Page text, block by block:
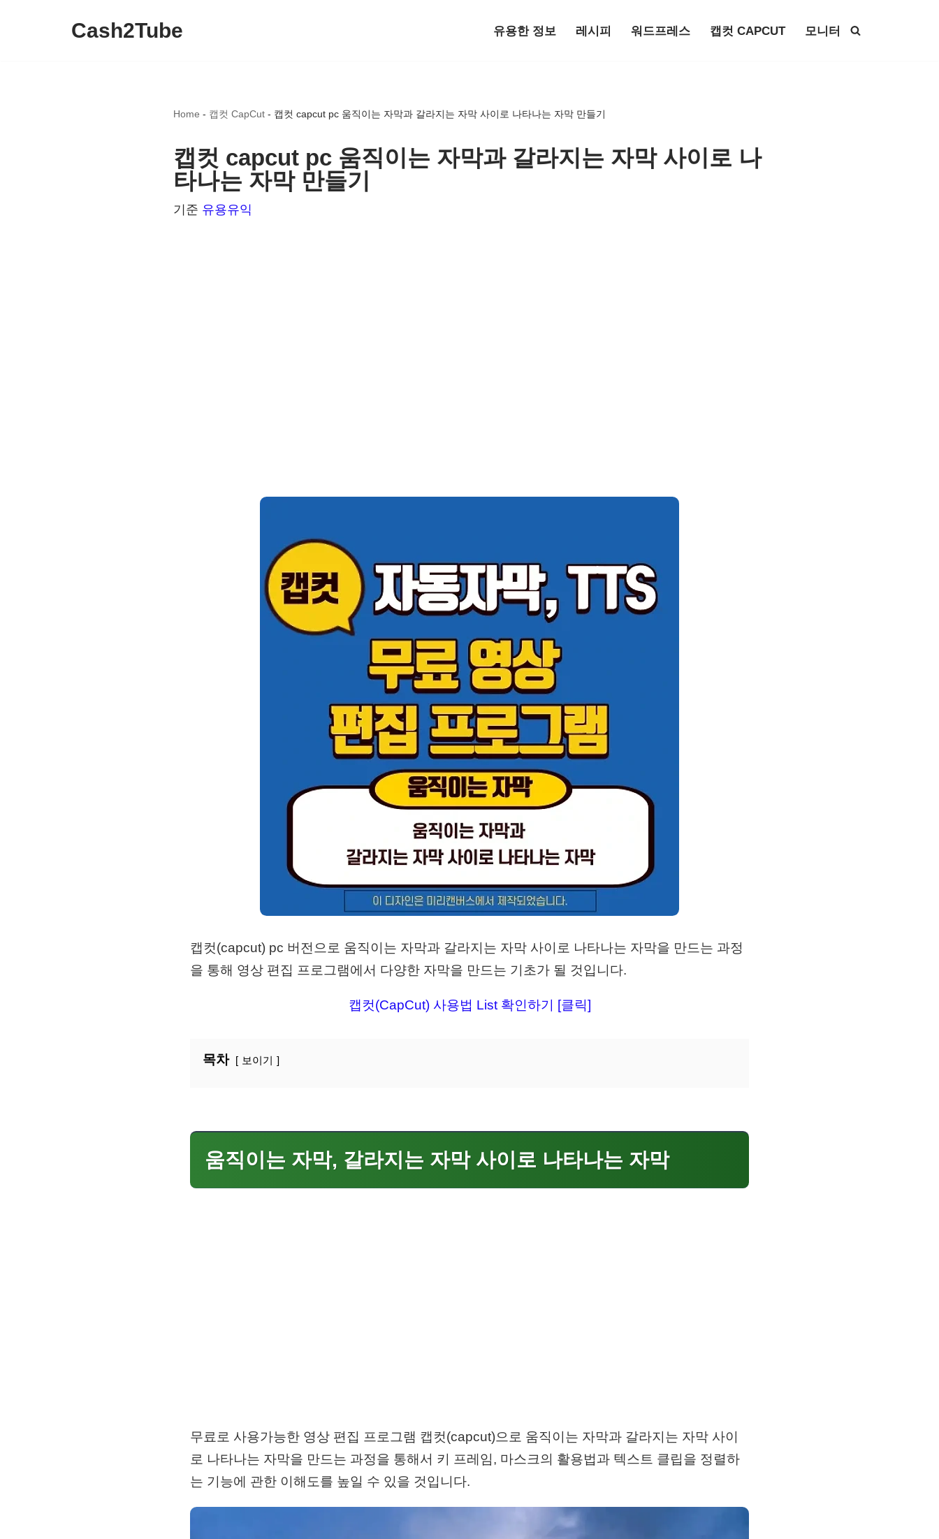
Cash2Tube 유용한 정보 레시피 워드프레스 캡컷 CAPCUT 모니터
Home - 캡컷 CapCut - 캡컷 capcut pc 움직이는 자막과 갈라지는 자막 사이로 나타나는 자막 만들기
캡컷 capcut pc 움직이는 자막과 갈라지는 자막 사이로 나
타나는 자막 만들기
기준 유용유익
캡컷(capcut) pc 버전으로 움직이는 자막과 갈라지는 자막 사이로 나타나는 자막을 만드는 과정
을 통해 영상 편집 프로그램에서 다양한 자막을 만드는 기초가 될 것입니다.
캡컷(CapCut) 사용법 List 확인하기 [클릭]
목차 보이기
움직이는 자막, 갈라지는 자막 사이로 나타나는 자막
무료로 사용가능한 영상 편집 프로그램 캡컷(capcut)으로 움직이는 자막과 갈라지는 자막 사이
로 나타나는 자막을 만드는 과정을 통해서 키 프레임, 마스크의 활용법과 텍스트 클립을 정렬하
는 기능에 관한 이해도를 높일 수 있을 것입니다.